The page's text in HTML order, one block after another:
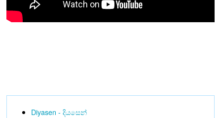
Diyasen - දියසෙන්